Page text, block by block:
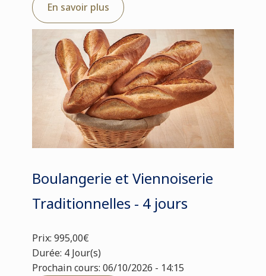
En savoir plus
Boulangerie et Viennoiserie
Traditionnelles - 4 jours
Prix: 995,00€
Durée: 4 Jour(s)
Prochain cours: 06/10/2026 - 14:15